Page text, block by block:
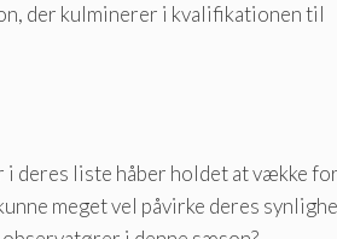
der kulminerer i kvalifikationen til
i deres liste håber holdet at vække
meget vel påvirke deres